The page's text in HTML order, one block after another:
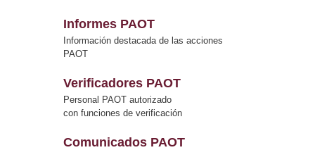
Informes PAOT
Información destacada de las acciones
PAOT
Verificadores PAOT
Personal PAOT autorizado
con funciones de verificación
Comunicados PAOT